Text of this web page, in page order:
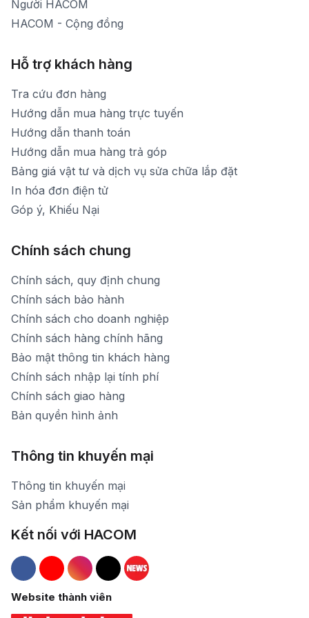
Người HACOM
HACOM - Cộng đồng
Hỗ trợ khách hàng
Tra cứu đơn hàng
Hướng dẫn mua hàng trực tuyến
Hướng dẫn thanh toán
Hướng dẫn mua hàng trả góp
Bảng giá vật tư và dịch vụ sửa chữa lắp đặt
In hóa đơn điện tử
Góp ý, Khiếu Nại
Chính sách chung
Chính sách, quy định chung
Chính sách bảo hành
Chính sách cho doanh nghiệp
Chính sách hàng chính hãng
Bảo mật thông tin khách hàng
Chính sách nhập lại tính phí
Chính sách giao hàng
Bản quyền hình ảnh
Thông tin khuyến mại
Thông tin khuyến mại
Sản phẩm khuyến mại
Kết nối với HACOM
Hacom Facebook
Hacom YouTube
Hacom Instagram
Hacom TikTok
Website thành viên